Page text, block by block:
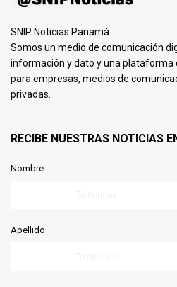
SNIP Noticias Panamá
Somos un medio de comunicación
información y dato y una plataforma
para empresas, medios de
privadas.
RECIBE NUESTRAS NOTICIAS
Nombre
Apellido